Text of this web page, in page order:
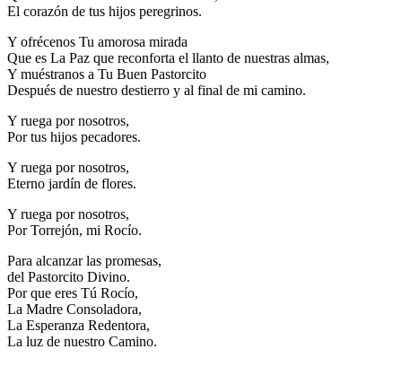
El corazón de tus hijos peregrinos.
Y ofrécenos Tu amorosa mirada
Que es La Paz que reconforta el llanto de nuestras almas,
Y muéstranos a Tu Buen Pastorcito
Después de nuestro destierro y al final de mi camino.
Y ruega por nosotros,
Por tus hijos pecadores.
Y ruega por nosotros,
Eterno jardín de flores.
Y ruega por nosotros,
Por Torrejón, mi Rocío.
Para alcanzar las promesas,
del Pastorcito Divino.
Por que eres Tú Rocío,
La Madre Consoladora,
La Esperanza Redentora,
La luz de nuestro Camino.